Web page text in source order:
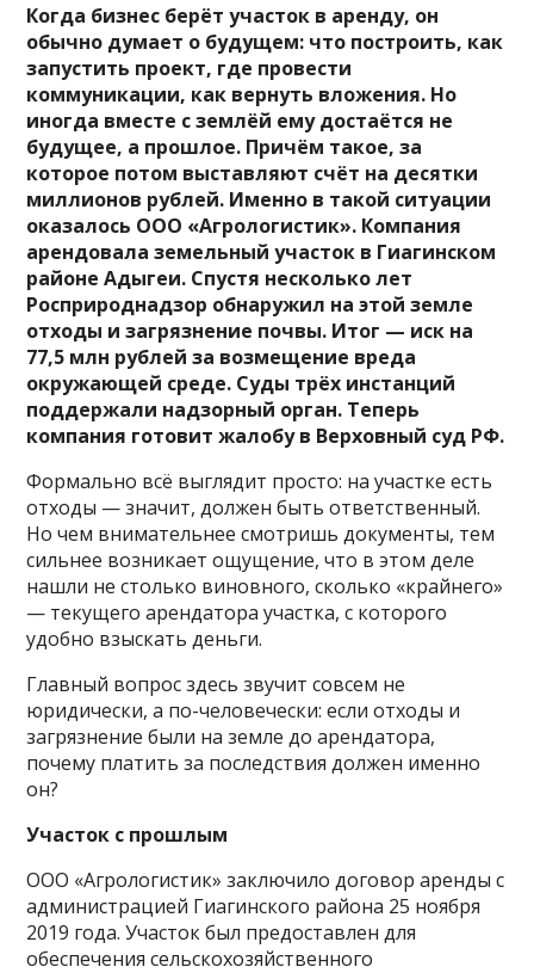
Когда бизнес берёт участок в аренду, он
обычно думает о будущем: что построить, как
запустить проект, где провести
коммуникации, как вернуть вложения. Но
иногда вместе с землёй ему достаётся не
будущее, а прошлое. Причём такое, за
которое потом выставляют счёт на десятки
миллионов рублей. Именно в такой ситуации
оказалось ООО «Агрологистик». Компания
арендовала земельный участок в Гиагинском
районе Адыгеи. Спустя несколько лет
Росприроднадзор обнаружил на этой земле
отходы и загрязнение почвы. Итог — иск на
77,5 млн рублей за возмещение вреда
окружающей среде. Суды трёх инстанций
поддержали надзорный орган. Теперь
компания готовит жалобу в Верховный суд РФ.
Формально всё выглядит просто: на участке есть
отходы — значит, должен быть ответственный.
Но чем внимательнее смотришь документы, тем
сильнее возникает ощущение, что в этом деле
нашли не столько виновного, сколько «крайнего»
— текущего арендатора участка, с которого
удобно взыскать деньги.
Главный вопрос здесь звучит совсем не
юридически, а по-человечески: если отходы и
загрязнение были на земле до арендатора,
почему платить за последствия должен именно
он?
Участок с прошлым
ООО «Агрологистик» заключило договор аренды с
администрацией Гиагинского района 25 ноября
2019 года. Участок был предоставлен для
обеспечения сельскохозяйственного